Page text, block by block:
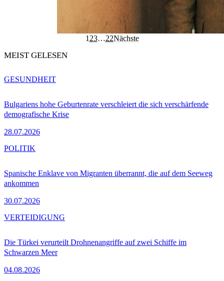
1 23…22Nächste
MEIST GELESEN
Bulgariens hohe Geburtenrate verschleiert die sich verschärfende
demografische Krise
28.07.2026
GESUNDHEIT
Spanische Enklave von Migranten überrannt, die auf dem Seeweg
ankommen
30.07.2026
POLITIK
Die Türkei verurteilt Drohnenangriffe auf zwei Schiffe im
Schwarzen Meer
04.08.2026
VERTEIDIGUNG